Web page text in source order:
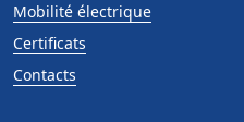
Mobilité électrique
Certificats
Contacts